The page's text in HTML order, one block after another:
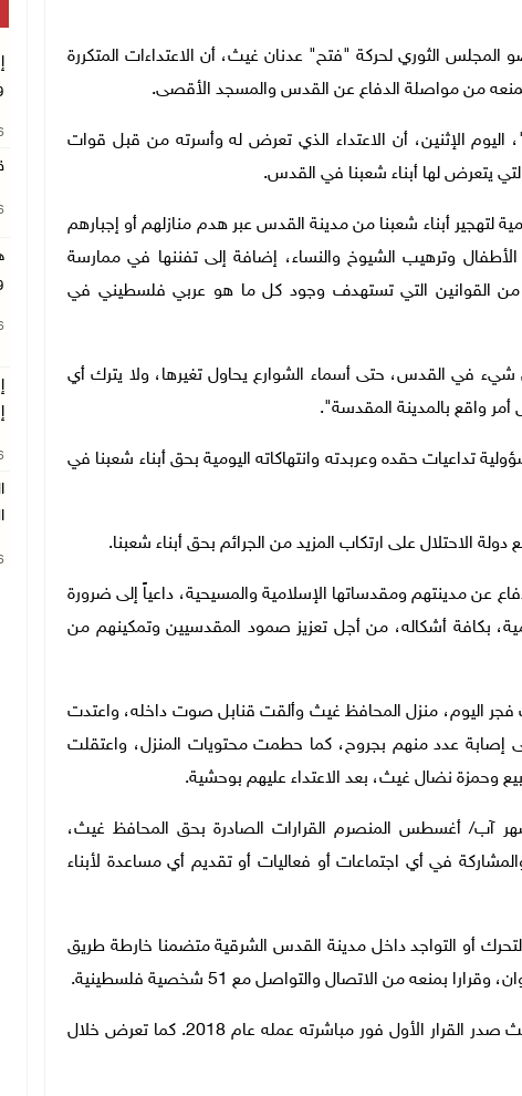
القدس، عضو المجلس الثوري لحركة "فتح" عدنان غيث، أن الاعتداءات المتكررة
تمنعه من مواصلة الدفاع عن القدس والمسجد الأقصى.
الإثنين، أن الاعتداء الذي تعرض له وأسرته من قبل قوات
يتعرض لها أبناء شعبنا في القدس.
لتهجير أبناء شعبنا من مدينة القدس عبر هدم منازلهم أو إجبارهم
وترهيب الشيوخ والنساء، إضافة إلى تفننها في ممارسة
من القوانين التي تستهدف وجود كل ما هو عربي فلسطيني في
في القدس، حتى أسماء الشوارع يحاول تغيرها، ولا يترك أي
واقع بالمدينة المقدسة".
تداعيات حقده وعربدته وانتهاكاته اليومية بحق أبناء شعبنا في
الاحتلال على ارتكاب المزيد من الجرائم بحق أبناء شعبنا.
عن مدينتهم ومقدساتها الإسلامية والمسيحية، داعياً إلى ضرورة
بكافة أشكاله، من أجل تعزيز صمود المقدسيين وتمكينهم من
اليوم، منزل المحافظ غيث وألقت قنابل صوت داخله، واعتدت
إصابة عدد منهم بجروح، كما حطمت محتويات المنزل، واعتقلت
وحمزة نضال غيث، بعد الاعتداء عليهم بوحشية.
آب/ أغسطس المنصرم القرارات الصادرة بحق المحافظ غيث،
في أي اجتماعات أو فعاليات أو تقديم أي مساعدة لأبناء
أو التواجد داخل مدينة القدس الشرقية متضمنا خارطة طريق
من الاتصال والتواصل مع 51 شخصية فلسطينية.
كما أنه يمنع من دخول الضفة الغربية 3 سنوات، حيث صدر القرار الأول فور مباشرته عمله عام 2018. كما تعرض خلال